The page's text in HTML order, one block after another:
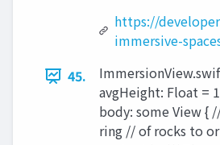
https://
immersive-
45.
avgHeight: Float =
body: some View {
ring // of rocks to